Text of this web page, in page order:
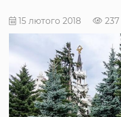
15 лютого 2018 237